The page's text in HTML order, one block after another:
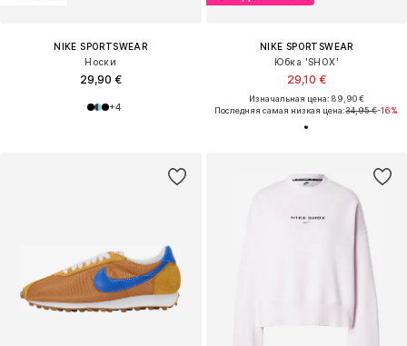
NIKE SPORTSWEAR
Носки
29,90 €
+4
NIKE SPORTSWEAR
Юбка 'SHOX'
29,10 €
Изначальная цена: 89,90 €
Последняя самая низкая цена:34,95 €-16%